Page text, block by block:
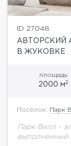
ID 27048
АВТОРСКИЙ
В ЖУКОВКЕ
площадь
2000 м2
Посёлок: Парк
Парк Вилл -
выполненный